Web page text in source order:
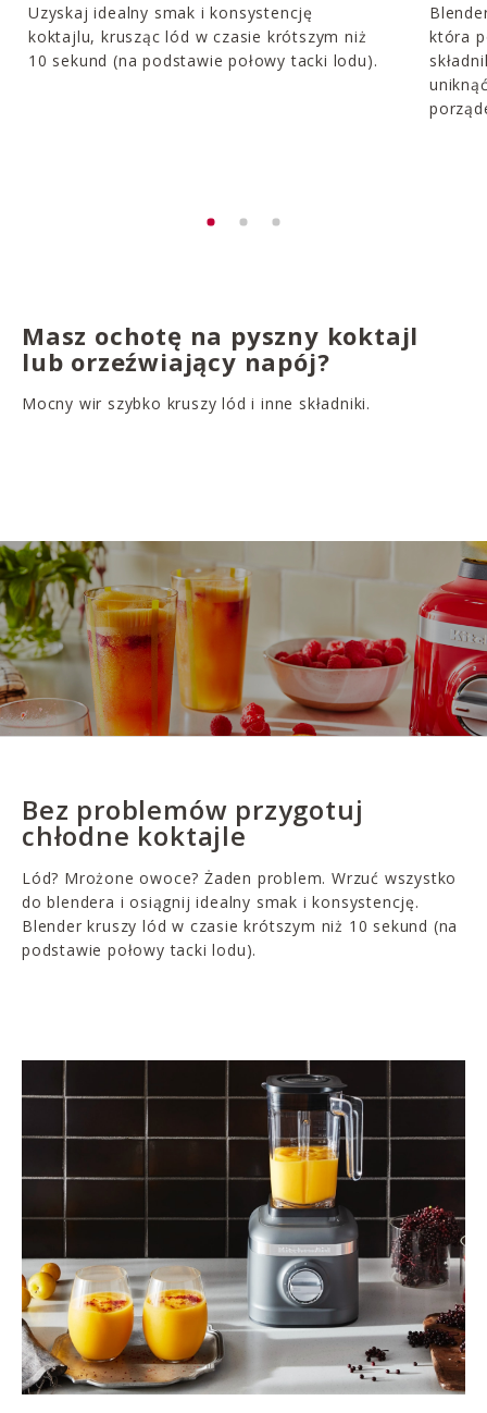
Uzyskaj idealny smak i konsystencję
koktajlu, krusząc lód w czasie krótszym niż
10 sekund (na podstawie połowy tacki lodu).
która
Masz ochotę na pyszny koktajl
lub orzeźwiający napój?
Mocny wir szybko kruszy lód i inne składniki.
Bez problemów przygotuj
chłodne koktajle
Lód? Mrożone owoce? Żaden problem. Wrzuć wszystko
do blendera i osiągnij idealny smak i konsystencję.
Blender kruszy lód w czasie krótszym niż 10 sekund (na
podstawie połowy tacki lodu).